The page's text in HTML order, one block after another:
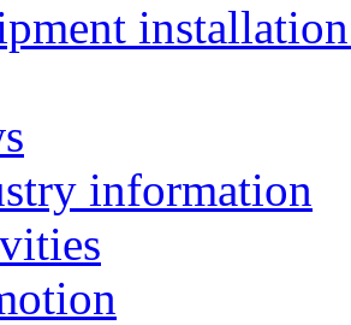
installation
information